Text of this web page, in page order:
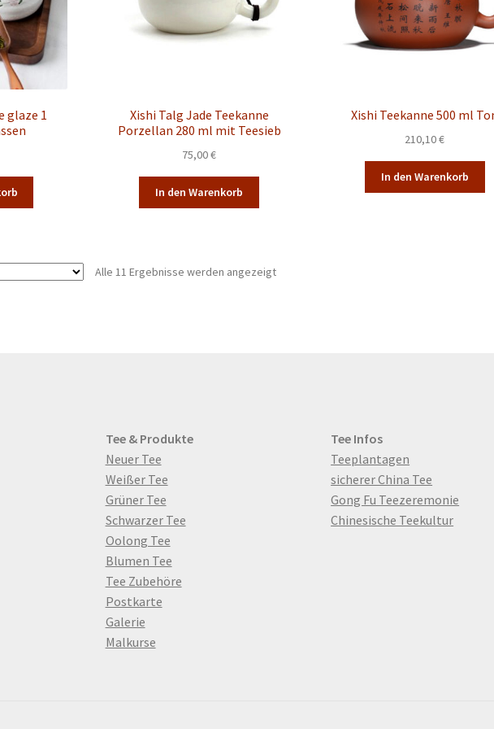
glaze 1
Xishi Talg Jade Teekanne
Porzellan 280 ml mit Teesieb
75,00€
In den Warenkorb
Xishi Teekanne 500 ml
210,10€
In den Warenkorb
Alle 11 Ergebnisse werden angezeigt
Tee & Produkte
Neuer Tee
Weißer Tee
Grüner Tee
Schwarzer Tee
Oolong Tee
Blumen Tee
Tee Zubehöre
Postkarte
Galerie
Malkurse
Tee Infos
Teeplantagen
sicherer China Tee
Gong Fu Teezeremonie
Chinesische Teekultur